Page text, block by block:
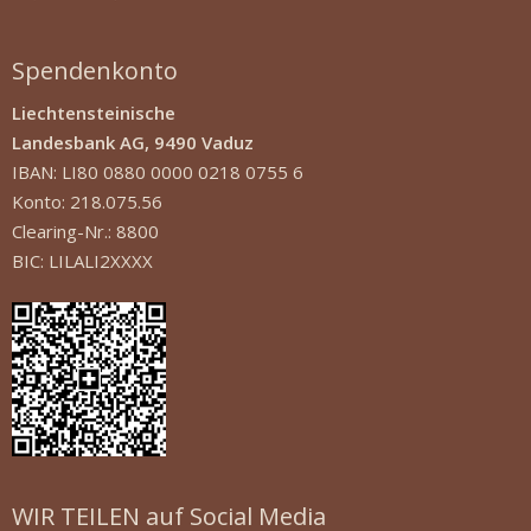
Spendenkonto
Liechtensteinische
Landesbank AG, 9490 Vaduz
IBAN: LI80 0880 0000 0218 0755 6
Konto: 218.075.56
Clearing-Nr.: 8800
BIC: LILALI2XXXX
WIR TEILEN auf Social Media